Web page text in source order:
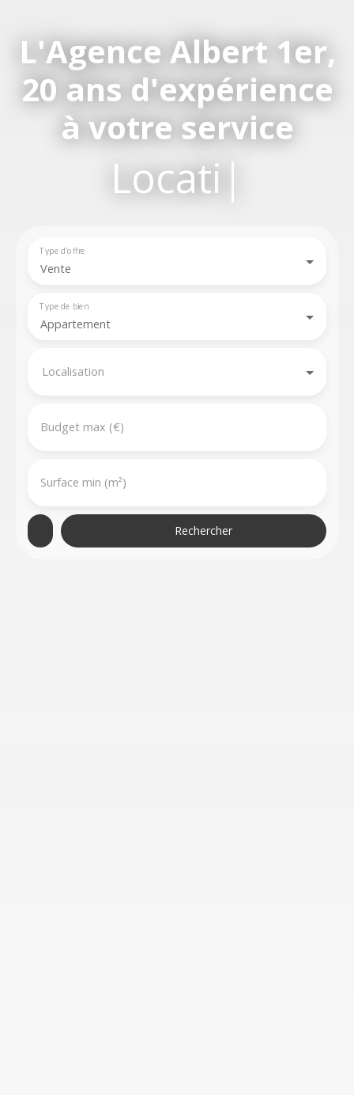
L'Agence Albert 1er,
20 ans d'expérience
à votre service
Location,
Vente
Type d'offre
Appartement
Type de bien
Localisation
Budget max (€)
Surface min (m²)
Rechercher